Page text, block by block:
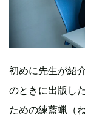
初めに先生が紹
のときに出版し
ための練藍蝋（